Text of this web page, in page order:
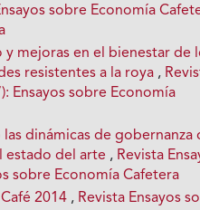
sobre Economía
mejoras en el bienestar de
resistentes a la roya ,
Ensayos sobre Economía
las dinámicas de gobernanza
estado del arte , Revista
sobre Economía Cafetera
2014 , Revista Ensayos